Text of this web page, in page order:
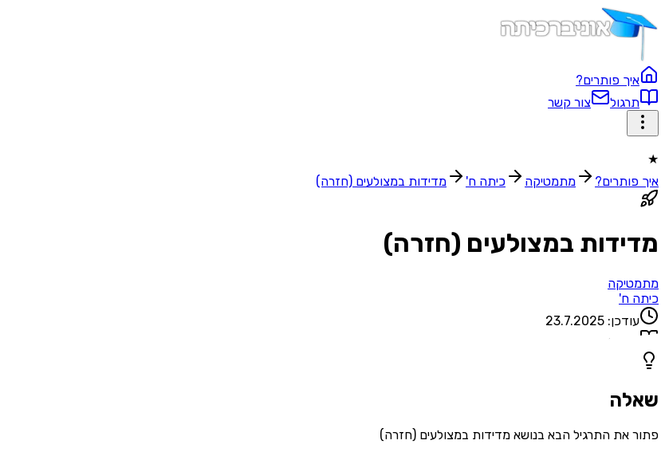
איך פותרים?
תרגול
צור קשר
★
איך פותרים?
מתמטיקה כיתה ח' מדידות במצולעים (חזרה)
מדידות במצולעים (חזרה)
מתמטיקה
כיתה ח'
עודכן: 23.7.2025
שאלות
שאלה
פתור את התרגיל הבא בנושא מדידות במצולעים (חזרה)